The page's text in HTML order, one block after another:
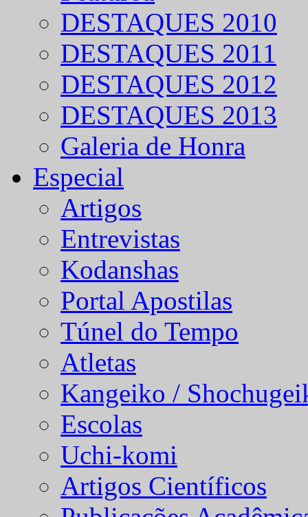
DESTAQUES 2010
DESTAQUES 2011
DESTAQUES 2012
DESTAQUES 2013
Galeria de Honra
Especial
Artigos
Entrevistas
Kodanshas
Portal Apostilas
Túnel do Tempo
Atletas
Kangeiko /
Escolas
Uchi-komi
Artigos Científicos